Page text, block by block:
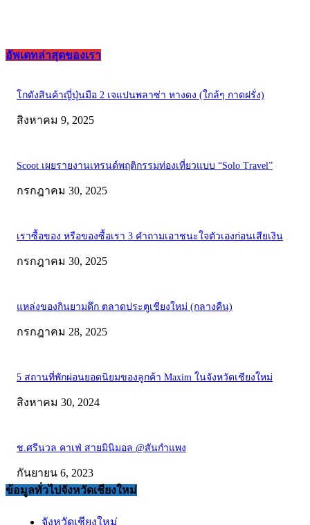
อัพเดทล่าสุดของเรา
โกดังสินค้าญี่ปุ่นมือ 2 เจแปนพลาซ่า หางดง (ใกล้ๆ กาดฝรั่ง)
สิงหาคม 9, 2025
Scoot เผยรายงานเทรนด์พฤติกรรมท่องเที่ยวแบบ “Solo Travel”
กรกฎาคม 30, 2025
เราซื้อของ หรือของซื้อเรา 3 คำถามเอาชนะใจตัวเองก่อนเสียเงิน
กรกฎาคม 30, 2025
แหล่งของกินยามดึก ตลาดประตูเชียงใหม่ (กลางคืน)
กรกฎาคม 28, 2025
5 สถานที่พักผ่อนยอดนิยมของลูกค้า Maxim ในจังหวัดเชียงใหม่
สิงหาคม 30, 2024
ช.ศรีนวล คาเฟ่ สายมินิมอล @สันกำแพง
กันยายน 6, 2023
ข้อมูลทั่วไปจังหวัดเชียงใหม่
จังหวัดเชียงใหม่